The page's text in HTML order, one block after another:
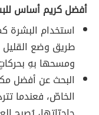
أفضل كريم أساس
استخدام البشرة
طريق وضع القليل
ومسحها بهِ
البحث عن أفضل
الخاصّ، فعندما